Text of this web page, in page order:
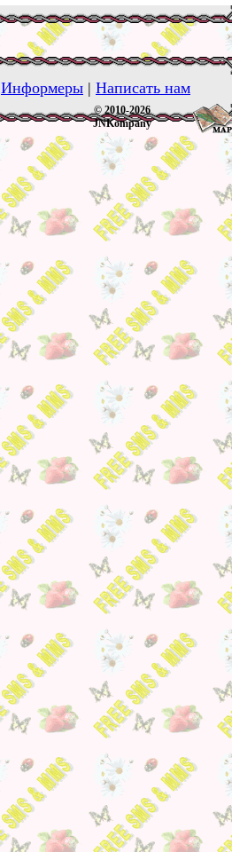
Информеры | Написать нам
© 2010-2026
JNKompany